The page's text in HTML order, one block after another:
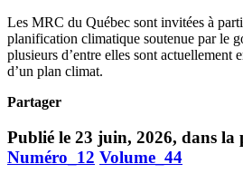
Les MRC du Québec sont invitées à
planification climatique soutenue par le
plusieurs d’entre elles sont actuellement
d’un plan climat.
Partager
Publié le 23 juin, 2026, dans la
Numéro_12 Volume_44